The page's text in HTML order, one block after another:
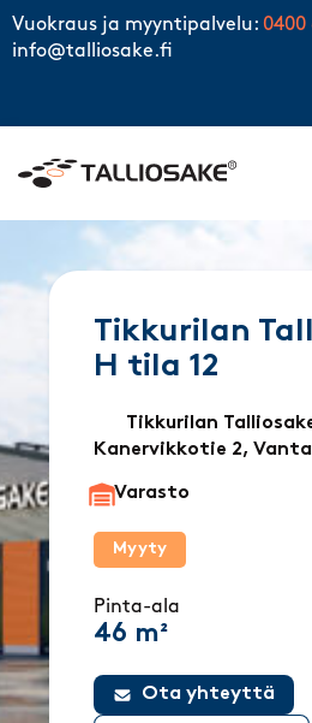
Skip to content
Vuokraus ja myyntipalvelu: 0400
info@talliosake.fi
Tikkurilan
H tila 12
Tikkurilan
Kanervikkotie 2,
Varasto
Myyty
Pinta-ala
46 m²
Ota yhteyttä